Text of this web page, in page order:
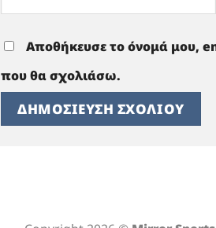
Αποθήκευσε το όνομά μου,
που θα σχολιάσω.